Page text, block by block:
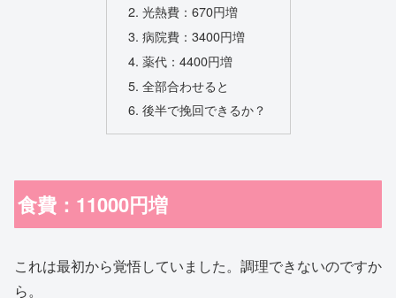
光熱費：670円増
病院費：3400円増
薬代：4400円増
全部合わせると
後半で挽回できるか？
食費：11000円増
これは最初から覚悟していました。調理できないのですか
ら。